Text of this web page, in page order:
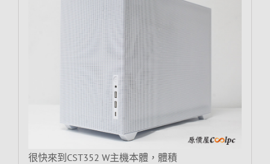
很快來到CST352 W主機本體，體積